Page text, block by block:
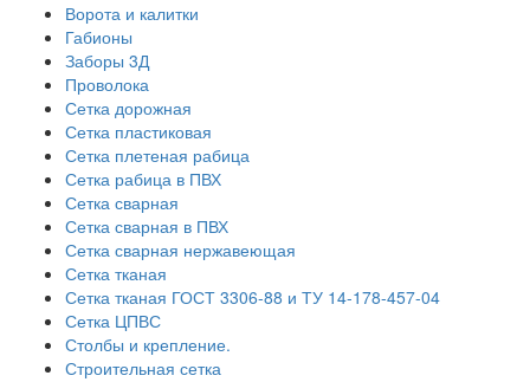
Ворота и калитки
Габионы
Заборы 3Д
Проволока
Сетка дорожная
Сетка пластиковая
Сетка плетеная рабица
Сетка рабица в ПВХ
Сетка сварная
Сетка сварная в ПВХ
Сетка сварная нержавеющая
Сетка тканая
Сетка тканая ГОСТ 3306-88 и ТУ 14-178-457-04
Сетка ЦПВС
Столбы и крепление.
Строительная сетка